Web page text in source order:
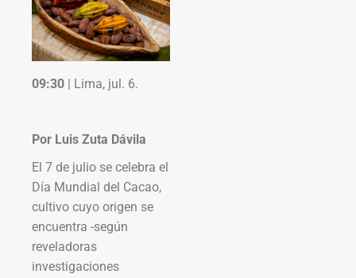
09:30 | Lima, jul. 6.
Por Luis Zuta Dávila
El 7 de julio se celebra el
Día Mundial del Cacao,
cultivo cuyo origen se
encuentra -según
reveladoras
investigaciones